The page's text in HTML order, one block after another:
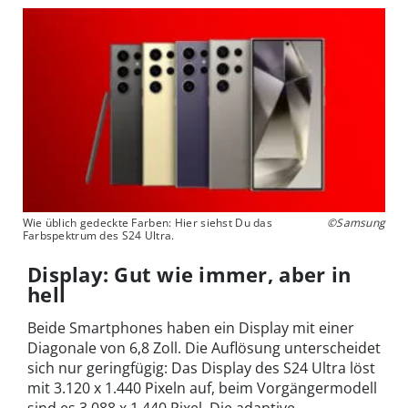
Wie üblich gedeckte Farben: Hier siehst Du das
Farbspektrum des S24 Ultra.
©Samsung
Display: Gut wie immer, aber in
hell
Beide Smartphones haben ein Display mit einer
Diagonale von 6,8 Zoll. Die Auflösung unterscheidet
sich nur geringfügig: Das Display des S24 Ultra löst
mit 3.120 x 1.440 Pixeln auf, beim Vorgängermodell